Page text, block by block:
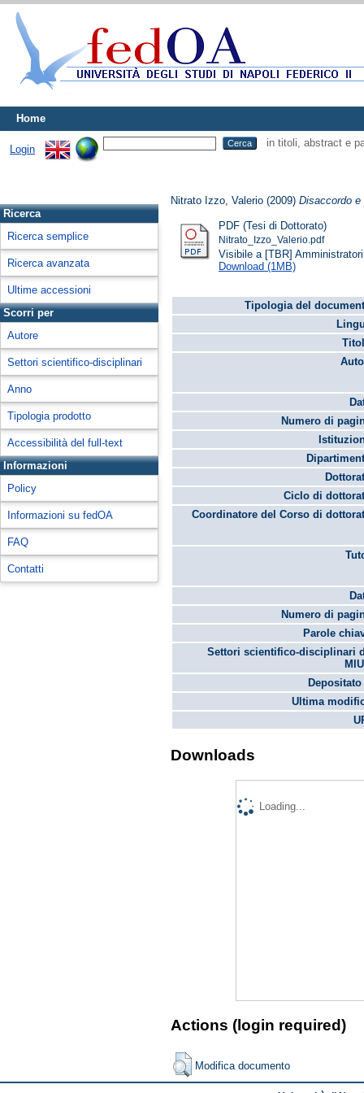
Home
Login
in titoli, abstract e
Ricerca
Ricerca semplice
Ricerca avanzata
Ultime accessioni
Scorri per
Autore
Settori scientifico-disciplinari
Anno
Tipologia prodotto
Accessibilità del full-text
Informazioni
Policy
Informazioni su fedOA
FAQ
Contatti
Nitrato Izzo, Valerio (2009)Disaccordo e
PDF (Tesi di Dottorato)
Nitrato_Izzo_Valerio.pdf
Visibile a [TBR]
Download (1MB)
Tipologia del
Numero di
Ciclo di
Coordinatore del Corso di
Numero di
Parole
Settori scientifico-disciplinari
Ultima
Downloads
Loading...
Actions (login required)
Modifica documento